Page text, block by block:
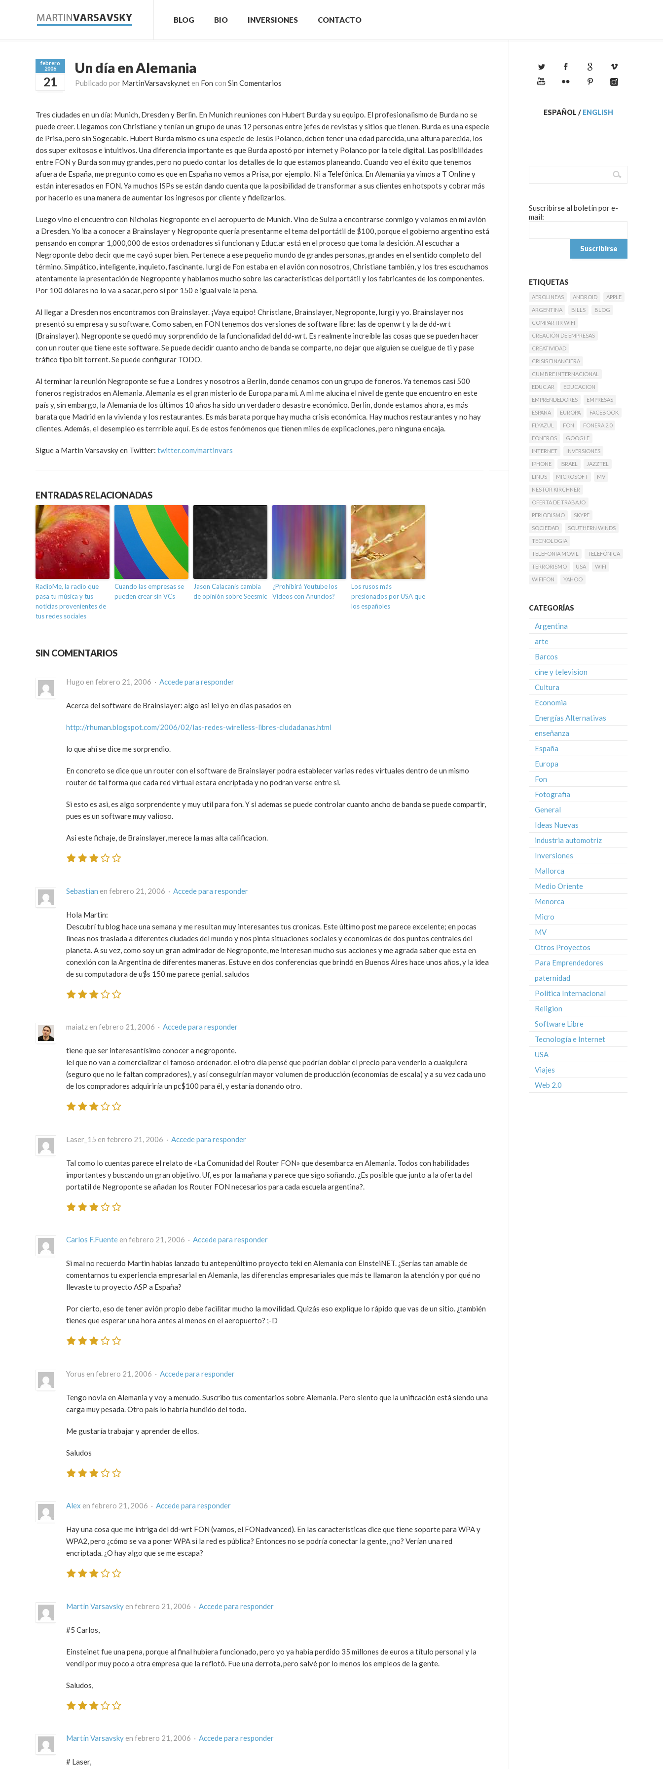
BLOG BIO INVERSIONES CONTACTO
febrero
2006
21
Un día en Alemania
Publicado por MartinVarsavsky.net en Fon con Sin Comentarios
Tres ciudades en un día: Munich, Dresden y Berlin. En Munich reuniones con Hubert Burda y su equipo. El profesionalismo de Burda no se
puede creer. Llegamos con Christiane y tenían un grupo de unas 12 personas entre jefes de revistas y sitios que tienen. Burda es una especie
de Prisa, pero sin Sogecable. Hubert Burda mismo es una especie de Jesús Polanco, deben tener una edad parecida, una altura parecida, los
dos super exitosos e intuitivos. Una diferencia importante es que Burda apostó por internet y Polanco por la tele digital. Las posibilidades
entre FON y Burda son muy grandes, pero no puedo contar los detalles de lo que estamos planeando. Cuando veo el éxito que tenemos
afuera de España, me pregunto como es que en España no vemos a Prisa, por ejemplo. Ni a Telefónica. En Alemania ya vimos a T Online y
están interesados en FON. Ya muchos ISPs se están dando cuenta que la posibilidad de transformar a sus clientes en hotspots y cobrar más
por hacerlo es una manera de aumentar los ingresos por cliente y fidelizarlos.
Luego vino el encuentro con Nicholas Negroponte en el aeropuerto de Munich. Vino de Suiza a encontrarse conmigo y volamos en mi avión
a Dresden. Yo iba a conocer a Brainslayer y Negroponte quería presentarme el tema del portátil de $100, porque el gobierno argentino está
pensando en comprar 1,000,000 de estos ordenadores si funcionan y Educ.ar está en el proceso que toma la desición. Al escuchar a
Negroponte debo decir que me cayó super bien. Pertenece a ese pequeño mundo de grandes personas, grandes en el sentido completo del
término. Simpático, inteligente, inquieto, fascinante. Iurgi de Fon estaba en el avión con nosotros, Christiane también, y los tres escuchamos
atentamente la presentación de Negroponte y hablamos mucho sobre las características del portátil y los fabricantes de los componentes.
Por 100 dólares no lo va a sacar, pero si por 150 e igual vale la pena.
Al llegar a Dresden nos encontramos con Brainslayer. ¡Vaya equipo! Christiane, Brainslayer, Negroponte, Iurgi y yo. Brainslayer nos
presentó su empresa y su software. Como saben, en FON tenemos dos versiones de software libre: las de openwrt y la de dd-wrt
(Brainslayer). Negroponte se quedó muy sorprendido de la funcionalidad del dd-wrt. Es realmente increíble las cosas que se pueden hacer
con un router que tiene este software. Se puede decidir cuanto ancho de banda se comparte, no dejar que alguien se cuelgue de ti y pase
tráfico tipo bit torrent. Se puede configurar TODO.
Al terminar la reunión Negroponte se fue a Londres y nosotros a Berlin, donde cenamos con un grupo de foneros. Ya tenemos casi 500
foneros registrados en Alemania. Alemania es el gran misterio de Europa para mi. A mi me alucina el nivel de gente que encuentro en este
país y, sin embargo, la Alemania de los últimos 10 años ha sido un verdadero desastre económico. Berlin, donde estamos ahora, es más
barata que Madrid en la vivienda y los restaurantes. Es más barata porque hay mucha crisis económica. Hay muchos restaurantes y no hay
clientes. Además, el desempleo es terrrible aquí. Es de estos fenómenos que tienen miles de explicaciones, pero ninguna encaja.
Sigue a Martin Varsavsky en Twitter: twitter.com/martinvars
ENTRADAS RELACIONADAS
RadioMe, la radio que
pasa tu música y tus
noticias provenientes de
tus redes sociales
Cuando las empresas se
pueden crear sin VCs
Jason Calacanis cambia
de opinión sobre Seesmic
¿Prohibirá Youtube los
Videos con Anuncios?
Los rusos más
presionados por USA que
los españoles
SIN COMENTARIOS
Hugo en febrero 21, 2006 · Accede para responder
Acerca del software de Brainslayer: algo asi lei yo en dias pasados en
http://rhuman.blogspot.com/2006/02/las-redes-wirelless-libres-ciudadanas.html
lo que ahi se dice me sorprendio.
En concreto se dice que un router con el software de Brainslayer podra establecer varias redes virtuales dentro de un mismo
router de tal forma que cada red virtual estara encriptada y no podran verse entre si.
Si esto es asi, es algo sorprendente y muy util para fon. Y si ademas se puede controlar cuanto ancho de banda se puede compartir,
pues es un software muy valioso.
Asi este fichaje, de Brainslayer, merece la mas alta calificacion.
Sebastian en febrero 21, 2006 · Accede para responder
Hola Martin:
Descubrí tu blog hace una semana y me resultan muy interesantes tus cronicas. Este último post me parece excelente; en pocas
lineas nos traslada a diferentes ciudades del mundo y nos pinta situaciones sociales y economicas de dos puntos centrales del
planeta. A su vez, como soy un gran admirador de Negroponte, me interesan mucho sus acciones y me agrada saber que esta en
conexión con la Argentina de diferentes maneras. Estuve en dos conferencias que brindó en Buenos Aires hace unos años, y la idea
de su computadora de u$s 150 me parece genial. saludos
maiatz en febrero 21, 2006 · Accede para responder
tiene que ser interesantísimo conocer a negroponte.
leí que no van a comercializar el famoso ordenador. el otro día pensé que podrían doblar el precio para venderlo a cualquiera
(seguro que no le faltan compradores), y así conseguirían mayor volumen de producción (economías de escala) y a su vez cada uno
de los compradores adquiriría un pc$100 para él, y estaría donando otro.
Laser_15 en febrero 21, 2006 · Accede para responder
Tal como lo cuentas parece el relato de «La Comunidad del Router FON» que desembarca en Alemania. Todos con habilidades
importantes y buscando un gran objetivo. Uf, es por la mañana y parece que sigo soñando. ¿Es posible que junto a la oferta del
portatil de Negroponte se añadan los Router FON necesarios para cada escuela argentina?.
Carlos F.Fuente en febrero 21, 2006 · Accede para responder
Si mal no recuerdo Martin habías lanzado tu antepenúltimo proyecto teki en Alemania con EinsteiNET. ¿Serías tan amable de
comentarnos tu experiencia empresarial en Alemania, las diferencias empresariales que más te llamaron la atención y por qué no
llevaste tu proyecto ASP a España?
Por cierto, eso de tener avión propio debe facilitar mucho la movilidad. Quizás eso explique lo rápido que vas de un sitio. ¿también
tienes que esperar una hora antes al menos en el aeropuerto? ;-D
Yorus en febrero 21, 2006 · Accede para responder
Tengo novia en Alemania y voy a menudo. Suscribo tus comentarios sobre Alemania. Pero siento que la unificación está siendo una
carga muy pesada. Otro país lo habría hundido del todo.
Me gustaría trabajar y aprender de ellos.
Saludos
Alex en febrero 21, 2006 · Accede para responder
Hay una cosa que me intriga del dd-wrt FON (vamos, el FONadvanced). En las características dice que tiene soporte para WPA y
WPA2, pero ¿cómo se va a poner WPA si la red es pública? Entonces no se podría conectar la gente, ¿no? Verían una red
encriptada. ¿O hay algo que se me escapa?
Martín Varsavsky en febrero 21, 2006 · Accede para responder
#5 Carlos,
Einsteinet fue una pena, porque al final hubiera funcionado, pero yo ya habia perdido 35 millones de euros a título personal y la
vendí por muy poco a otra empresa que la reflotó. Fue una derrota, pero salvé por lo menos los empleos de la gente.
Saludos,
Martín Varsavsky en febrero 21, 2006 · Accede para responder
# Laser,
ESPAÑOL / ENGLISH
Suscribirse al boletín por e-
mail:
ETIQUETAS
AEROLINEAS ANDROID
APPLE
ARGENTINA
BILLS
BLOG
COMPARTIR WIFI
CREACIÓN DE EMPRESAS
CREATIVIDAD
CRISIS FINANCIERA
CUMBRE INTERNACIONAL
EDUC.AR
EDUCACION
EMPRENDEDORES
EMPRESAS
ESPAÑA
EUROPA
FACEBOOK
FLYAZUL
FON
FONERA 2.0
FONEROS
GOOGLE
INTERNET
INVERSIONES
IPHONE
ISRAEL
JAZZTEL
LINUS
MICROSOFT
MV
NESTOR KIRCHNER
OFERTA DE TRABAJO
PERIODISMO
SKYPE
SOCIEDAD
SOUTHERN WINDS
TECNOLOGIA
TELEFONIA MOVIL
TELEFÓNICA
TERRORISMO
USA
WIFI
WIFIFON
YAHOO
CATEGORÍAS
Argentina
arte
Barcos
cine y television
Cultura
Economia
Energías Alternativas
enseñanza
España
Europa
Fon
Fotografia
General
Ideas Nuevas
industria automotriz
Inversiones
Mallorca
Medio Oriente
Menorca
Micro
MV
Otros Proyectos
Para Emprendedores
paternidad
Política Internacional
Religion
Software Libre
Tecnología e Internet
USA
Viajes
Web 2.0